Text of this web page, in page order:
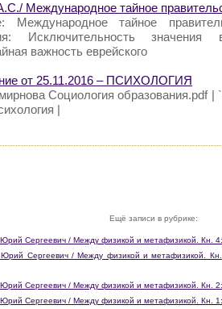
Международное тайное
Международное тайное
Исключительность
важность еврейского
от 25.11.2016 – ПСИХОЛОГИЯ
Социология образования.pdf
|
Ещё записи в рубрике:
Сергеевич / Между физикой и метафизикой. Кн.
Сергеевич / Между физикой и метафизикой. Кн.
Сергеевич / Между физикой и метафизикой. Кн.
Сергеевич / Между физикой и метафизикой. Кн. 1: